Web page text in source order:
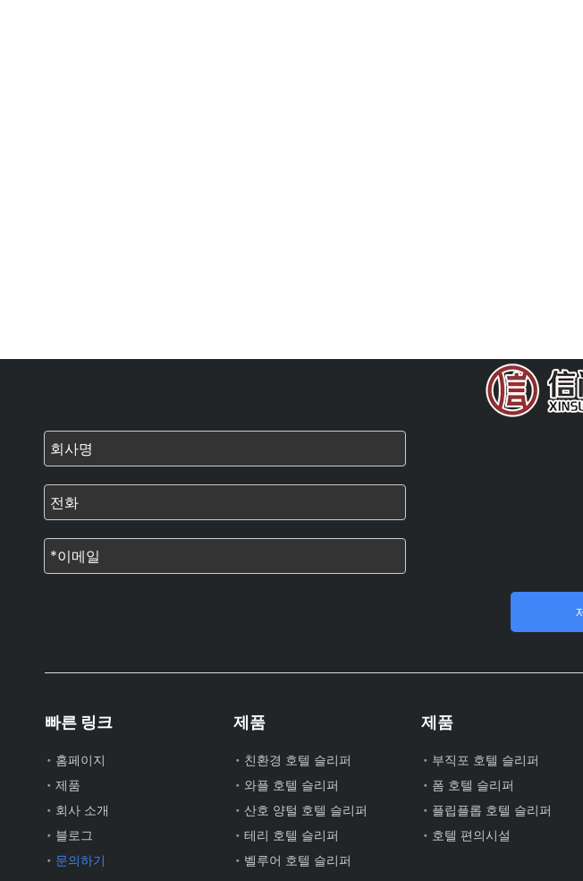
빠른 링크
홈페이지
제품
회사 소개
블로그
문의하기
제품
친환경 호텔 슬리퍼
와플 호텔 슬리퍼
산호 양털 호텔 슬리퍼
테리 호텔 슬리퍼
벨루어 호텔 슬리퍼
제품
부직포 호텔 슬리퍼
폼 호텔 슬리퍼
플립플롭 호텔 슬리퍼
호텔 편의시설